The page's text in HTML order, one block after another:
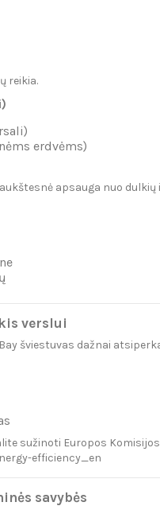
reikia.
erdvėms)
apsauga nuo dulkių
verslui
šviestuvas dažnai
sužinoti Europos
efficiency_en
savybės